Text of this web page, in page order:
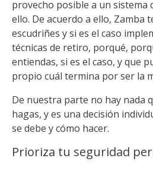
provecho posible a un sistema
ello. De acuerdo a ello, Zamba
escudriñes y si es el caso
técnicas de retiro, porqué,
entiendas, si es el caso, y que
propio cuál termina por ser la
De nuestra parte no hay nada
hagas, y es una decisión
se debe y cómo hacer.
Prioriza tu seguridad